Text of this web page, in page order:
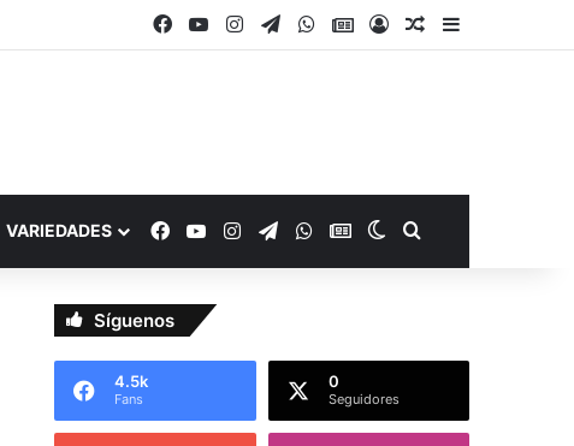
Facebook
YouTubeInstagram
TelegramWhatsApp
Google Noticias
AccesoPublicación al
Barra lateral
VARIEDADES Facebook
YouTubeInstagram
Telegram
WhatsApp
Google Noticias
Switch skin
Síguenos
4.5k
Fans
0
Seguidores